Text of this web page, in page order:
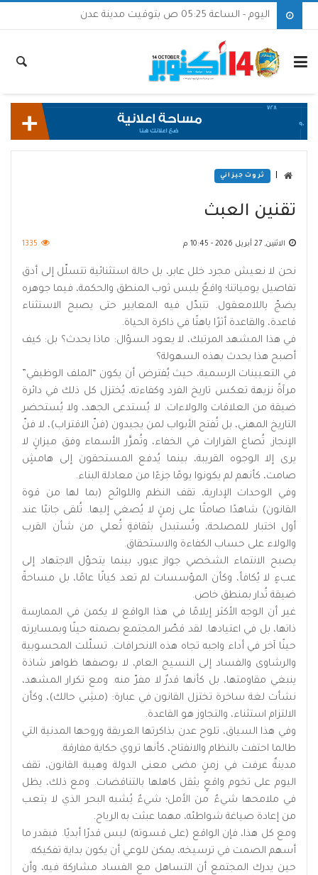
اليوم - الساعة 05:25 ص بتوقيت مدينة عدن
ثروت جيزاني
تقنين العبث
الاثنين, 27 أبريل 2026 - 10:45 م 1335
نحن لا نعيش مجرد خلل عابر، بل حالة استثنائية تتسلّل إلى أدق
تفاصيل يومياتنا؛ واقعٌ يلبس ثوب المنطق والحكمة، فيما جوهره
يضجّ باللامعقول. تتبدّل فيه المعايير حتى يصبح الاستثناء
قاعدة، والقاعدة أثرًا باهتًا في ذاكرة الحياة.
في هذا المشهد المرتبك، لا يعود السؤال: ماذا يحدث؟ بل: كيف
أصبح هذا يحدث بهذه السهولة؟
في التعيينات الرسمية، حيث يُفترض أن يكون “الملف الوظيفي”
مرآةً نزيهة تعكس تاريخ الفرد وكفاءته، يُختزل كل ذلك في دائرة
ضيقة من العلاقات والولاءات. لا يُستدعى الجهد، ولا يُستحضر
التاريخ المهني، بل تُفتح الأبواب لمن يجيدون (فنّ الاقتراب)، لا فنّ
الإنجاز. تُصاغ القرارات في الخفاء، وتُمرَّر الأسماء وفق ميزانٍ لا
يرى إلا الوجوه القريبة، بينما يُدفع المستحقون إلى هامشٍ
صامت، كأنهم لم يكونوا يومًا جزءًا من معادلة البناء.
وفي الوحدات الإدارية، تقف النظم واللوائح (بما لها من قوة
القانون) شاهدًا صامتًا على زمنٍ لا يُصغي إليها. تُلقى جانبًا عند
أول اختبار للمصلحة، وتُستبدل بثقافةٍ تُعلي من شأن القرب
والولاء على حساب الكفاءة والاستحقاق.
يصبح الانتماء الشخصي جواز عبور، بينما يتحوّل الاجتهاد إلى
عبءٍ لا يُكافأ، وكأن المؤسسات لم تعد كيانًا عامًا، بل مساحةً
ضيقة تُدار بمنطق خاص.
غير أن الوجه الأكثر إيلامًا في هذا الواقع لا يكمن في الممارسة
ذاتها، بل في اعتيادها. لقد قصّر المجتمع بصمته حينًا وبمسايرته
حينًا آخر في أداء واجبه تجاه هذه الانحرافات. تسلّلت المحسوبية
والرشاوى والفساد إلى النسيج العام، لا بوصفها ظواهر شاذة
ينبغي مقاومتها، بل كأنها قدرٌ لا مفرّ منه. ومع تكرار المشهد،
نشأت لغة ساخرة تختزل القانون في عبارة: (مشِي حالك)، وكأن
الالتزام استثناء، والتجاوز هو القاعدة.
وفي هذا السياق، تلوح عدن بذاكرتها العريقة وروحها المدنية التي
طالما احتفت بالنظام والانفتاح، كأنها تروي حكاية مفارقة.
مدينةٌ عرفت في زمنٍ مضى معنى الدولة وهيبة القانون، تقف
اليوم على تخوم واقعٍ يثقل كاهلها بالتناقضات. ومع ذلك، يظل
في ملامحها شيءٌ من الأمل؛ شيءٌ يُشبه البحر الذي لا يتعب
من إعادة صياغة شواطئه، مهما عبثت به الرياح.
ومع كل هذا، فإن الواقع (على قسوته) ليس قدرًا أبديًا. فبقدر ما
أسهم الصمت في ترسيخه، يمكن للوعي أن يكون بداية تفكيكه.
حين يدرك المجتمع أن التساهل مع الفساد مشاركة فيه، وأن